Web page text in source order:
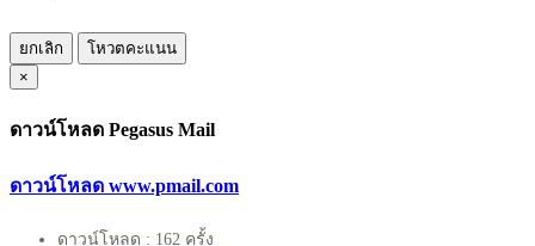
ยกเลิก
โหวตคะแนน
×
ดาวน์โหลด Pegasus Mail
ดาวน์โหลด www.pmail.com
ดาวน์โหลด : 162 ครั้ง